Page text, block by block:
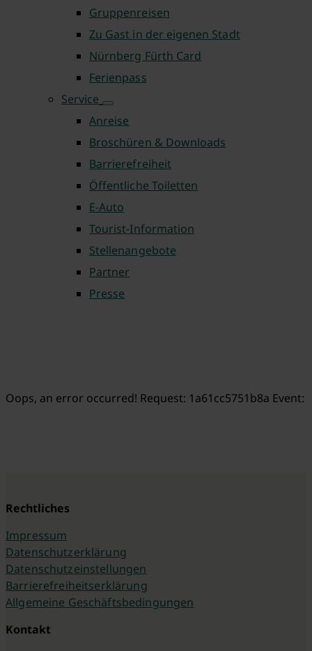
Gruppenreisen
Zu Gast in der eigenen Stadt
Nürnberg Fürth Card
Ferienpass
Service
Anreise
Broschüren & Downloads
Barrierefreiheit
Öffentliche Toiletten
E-Auto
Tourist-Information
Stellenangebote
Partner
Presse
Oops, an error occurred! Request: 1a61cc5751b8a Event:
Rechtliches
Impressum
Datenschutzerklärung
Datenschutzeinstellungen
Barrierefreiheitserklärung
Allgemeine Geschäftsbedingungen
Kontakt